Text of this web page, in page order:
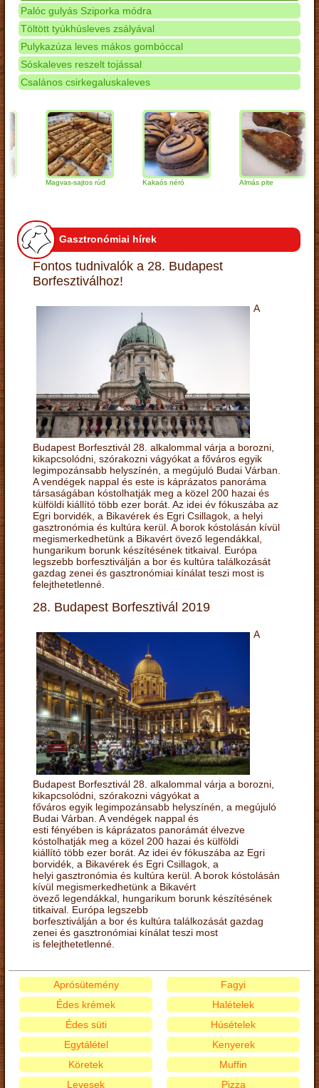
Palóc gulyás Sziporka módra
Töltött tyúkhúsleves zsályával
Pulykazúza leves mákos gombóccal
Sóskaleves reszelt tojással
Csalános csirkegaluskaleves
Magvas-sajtos rúd Kakaós néró Almás pite
Gasztronómiai hírek
Fontos tudnivalók a 28. Budapest
Borfesztiválhoz!
A
Budapest Borfesztivál 28. alkalommal várja a borozni,
kikapcsolódni, szórakozni vágyókat a főváros egyik
legimpozánsabb helyszínén, a megújuló Budai Várban.
A vendégek nappal és este is káprázatos panoráma
társaságában kóstolhatják meg a közel 200 hazai és
külföldi kiállító több ezer borát. Az idei év fókuszába az
Egri borvidék, a Bikavérek és Egri Csillagok, a helyi
gasztronómia és kultúra kerül. A borok kóstolásán kívül
megismerkedhetünk a Bikavért övező legendákkal,
hungarikum borunk készítésének titkaival. Európa
legszebb borfesztiválján a bor és kultúra találkozását
gazdag zenei és gasztronómiai kínálat teszi most is
felejthetetlenné.
28. Budapest Borfesztivál 2019
A
Budapest Borfesztivál 28. alkalommal várja a borozni,
kikapcsolódni, szórakozni vágyókat a
főváros egyik legimpozánsabb helyszínén, a megújuló
Budai Várban. A vendégek nappal és
esti fényében is káprázatos panorámát élvezve
kóstolhatják meg a közel 200 hazai és külföldi
kiállító több ezer borát. Az idei év fókuszába az Egri
borvidék, a Bikavérek és Egri Csillagok, a
helyi gasztronómia és kultúra kerül. A borok kóstolásán
kívül megismerkedhetünk a Bikavért
övező legendákkal, hungarikum borunk készítésének
titkaival. Európa legszebb
borfesztiválján a bor és kultúra találkozását gazdag
zenei és gasztronómiai kínálat teszi most
is felejthetetlenné.
Aprósütemény
Édes krémek
Édes süti
Egytálétel
Fagyi
Halételek
Húsételek
Kenyerek
Köretek
Levesek
Muffin
Pizza